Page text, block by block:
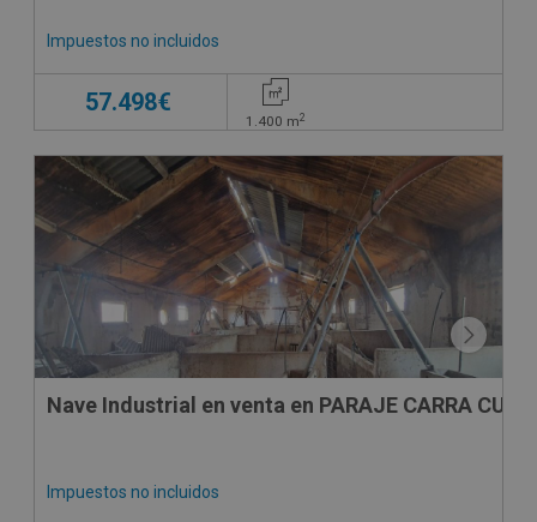
Impuestos no incluidos
57.498€
1.400 m2
Nave Industrial en venta en PARAJE CARRA
Impuestos no incluidos